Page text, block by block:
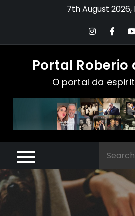
7th August 2026,
Portal Roberio
O portal da